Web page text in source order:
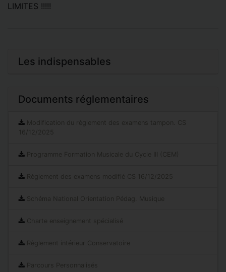
LIMITES !!!!!
Les indispensables
Documents réglementaires
Modification du règlement des examens tampon. CS
16/12/2025
Programme Formation Musicale du Cycle III (CEM)
Règlement des examens modifié CS 16/12/2025
Schéma National Orientation Pédag. Musique
Charte enseignement spécialisé
Règlement intérieur Conservatoire
Parcours Personnalisés